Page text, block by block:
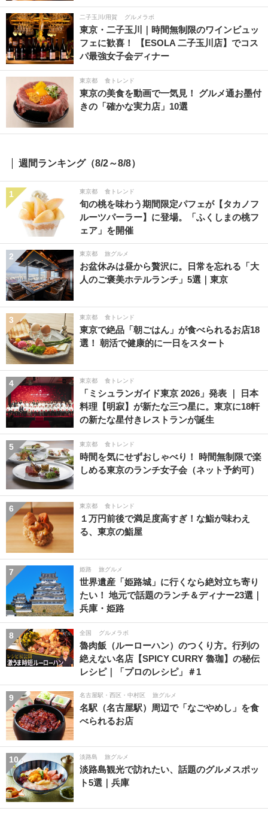
二子玉川/用賀 グルメラボ
東京・二子玉川｜時間無制限のワインビュッ
フェに歓喜！ 【ESOLA 二子玉川店】でコス
パ最強女子会ディナー
東京都 食トレンド
東京の美食を動画で一気見！ グルメ通お墨付
きの「確かな実力店」10選
週間ランキング（8/2～8/8）
1 東京都 食トレンド
旬の桃を味わう期間限定パフェが【タカノフ
ルーツパーラー】に登場。「ふくしまの桃フ
ェア」を開催
2 東京都 旅グルメ
お盆休みは昼から贅沢に。日常を忘れる「大
人のご褒美ホテルランチ」5選｜東京
3 東京都 食トレンド
東京で絶品「朝ごはん」が食べられるお店18
選！ 朝活で健康的に一日をスタート
4 東京都 食トレンド
「ミシュランガイド東京 2026」発表 ｜ 日本
料理【明寂】が新たな三つ星に。東京に18軒
の新たな星付きレストランが誕生
5 東京都 食トレンド
時間を気にせずおしゃべり！ 時間無制限で楽
しめる東京のランチ女子会（ネット予約可）
6 東京都 食トレンド
１万円前後で満足度高すぎ！な鮨が味わえ
る、東京の鮨屋
7 姫路 旅グルメ
世界遺産「姫路城」に行くなら絶対立ち寄り
たい！ 地元で話題のランチ＆ディナー23選｜
兵庫・姫路
8 全国 グルメラボ
魯肉飯（ルーローハン）のつくり方。行列の
絶えない名店【SPICY CURRY 魯珈】の秘伝
レシピ｜「プロのレシピ」＃1
9 名古屋駅・西区・中村区 旅グルメ
名駅（名古屋駅）周辺で「なごやめし」を食
べられるお店
10 淡路島 旅グルメ
淡路島観光で訪れたい、話題のグルメスポッ
ト5選｜兵庫